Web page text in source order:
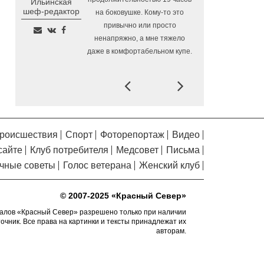
области
Череповецкие каратисты
взяли серебро и бронзу на Russia Open -
отремонтированный мост
в составе сборной РФ взяла золото
«Матча Дружбы» в Китае
6.08.2026 11:15 Вологодские племенные
хозяйства произвели более 280 тысяч
6.08.2026 10:32 Путь «из варяг в персы»
в Вологодской области
Завершается ремонт
Prev
шеф-редактор
на боковушке. Кому-то это
привычно или просто
ненапряжно, а мне тяжело
даже в комфортабельном купе.
Спорт Фоторепортаж
Видео
Клуб потребителя Медсовет
Письма
советы
Голос ветерана Женский клуб
© 2007-2025 «Красный Север»
«Красный Север» разрешено только при наличии
Все права на картинки и тексты принадлежат их
авторам.